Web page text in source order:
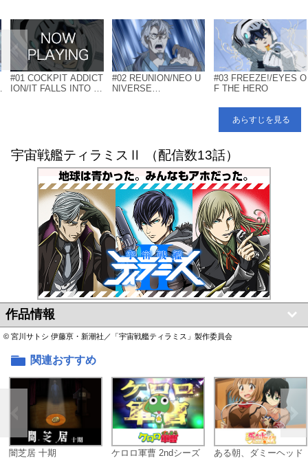
#01 COCKPIT ADDICT
ION/IT FALLS INTO T
#02 REUNION/NEO U
NIVERSE…
#03 FREEZE!/EYES O
F THE HERO
あらすじを見る
宇宙戦艦ティラミスⅡ （配信数13話）
作品情報
© 宮川サトシ 伊藤亰・新潮社／「宇宙戦艦ティラミス」製作委員会
関連おすすめ
闇芝居 十期
ケロロ軍曹 2ndシーズ
ある朝、ダミーヘッド